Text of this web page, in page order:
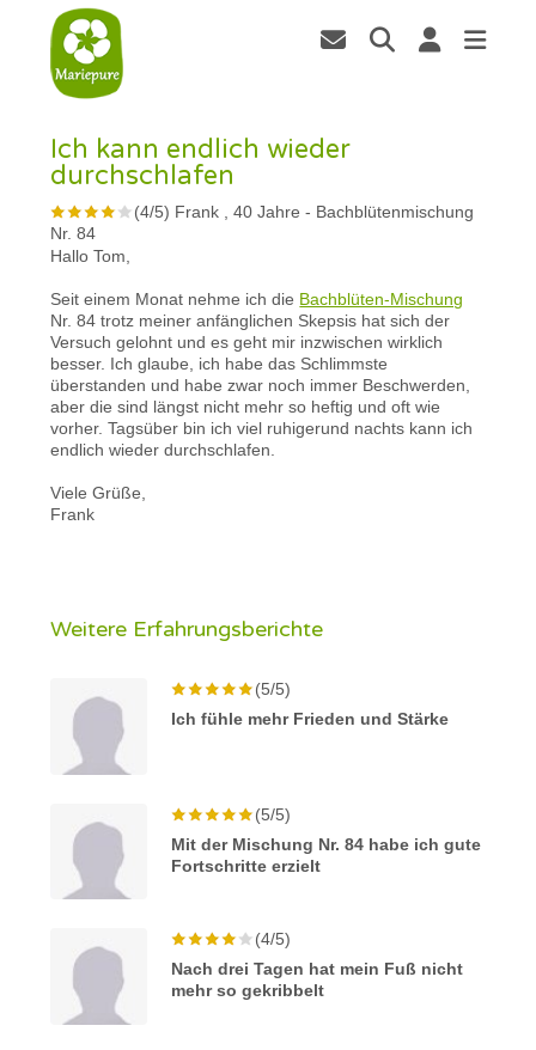
Ich kann endlich wieder
durchschlafen
(4/5) Frank , 40 Jahre - Bachblütenmischung
Nr. 84
Hallo Tom,
Seit einem Monat nehme ich die Bachblüten-Mischung
Nr. 84 trotz meiner anfänglichen Skepsis hat sich der
Versuch gelohnt und es geht mir inzwischen wirklich
besser. Ich glaube, ich habe das Schlimmste
überstanden und habe zwar noch immer Beschwerden,
aber die sind längst nicht mehr so heftig und oft wie
vorher. Tagsüber bin ich viel ruhigerund nachts kann ich
endlich wieder durchschlafen.
Viele Grüße,
Frank
Weitere Erfahrungsberichte
(5/5)
Ich fühle mehr Frieden und Stärke
(5/5)
Mit der Mischung Nr. 84 habe ich gute
Fortschritte erzielt
(4/5)
Nach drei Tagen hat mein Fuß nicht
mehr so gekribbelt